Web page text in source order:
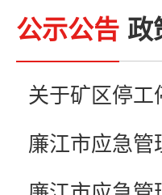
公示公告 政
关于矿区停工